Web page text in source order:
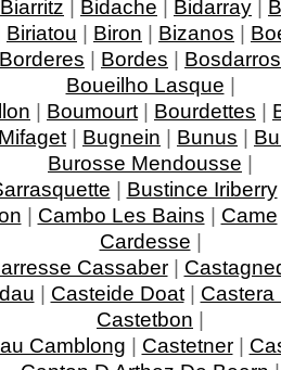
Biarritz | Bidache | Bidarray |
Biriatou | Biron | Bizanos |
Borderes | Bordes | Bosdarros
Boueilho Lasque |
| Boumourt | Bourdettes |
| Bugnein | Bunus |
Burosse Mendousse |
| Bustince Iriberry
| Cambo Les Bains | Came
Cardesse |
Cassaber|
| Casteide Doat| Castera
Castetbon |
Camblong | Castetner|